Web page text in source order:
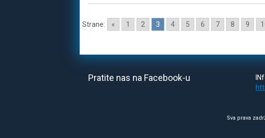
Strane: « 1 2 3 4 5 6 7 8 9
Pratite nas na Facebook-u
Sva prava